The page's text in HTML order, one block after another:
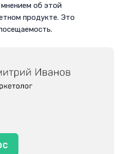
мнением об этой
продукте. Это